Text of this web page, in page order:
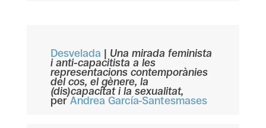
Desvelada
Una mirada feminista
i anti-capacitista a les
representacions contemporànies
del cos, el gènere, la
(dis)capacitat i la sexualitat,
per Andrea García-Santesmases